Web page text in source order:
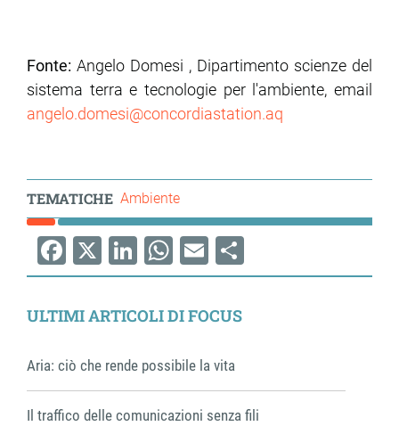
Fonte: Angelo Domesi , Dipartimento scienze del
sistema terra e tecnologie per l'ambiente, email
angelo.domesi@concordiastation.aq
TEMATICHE Ambiente
Facebook
X LinkedIn
WhatsApp
EmailShare
ULTIMI ARTICOLI DI FOCUS
Aria: ciò che rende possibile la vita
Il traffico delle comunicazioni senza fili